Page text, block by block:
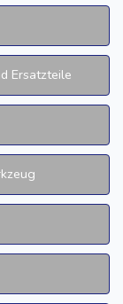
Ersatzteile